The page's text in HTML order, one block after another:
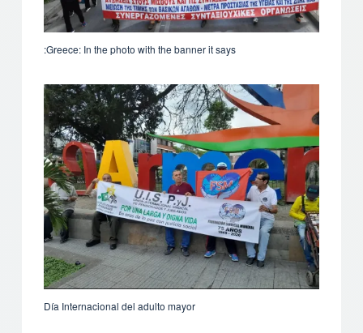
Greece: In the photo with the banner it says:
Día Internacional del adulto mayor